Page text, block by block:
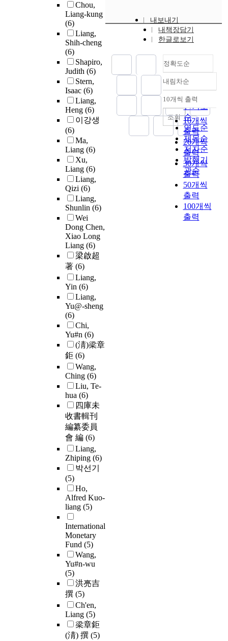
Chou,
Liang-kung
(6)
Liang,
Shih-cheng
(6)
Shapiro,
Judith (6)
Stern,
Isaac (6)
Liang,
Heng (6)
이강생
(6)
Ma,
Liang (6)
Xu,
Liang (6)
Liang,
Qizi (6)
Liang,
Shunlin (6)
Wei
Dong Chen,
Xiao Long
Liang (6)
梁啟超
著 (6)
Liang,
Yin (6)
Liang,
Yu@-sheng
(6)
Chi,
Yu#n (6)
(淸)梁章
鉅 (6)
Wang,
Ching (6)
Liu, Te-
hua (6)
四庫未
收書輯刊
編纂委員
會 編 (6)
Liang,
Zhiping (6)
박선기
(5)
Ho,
Alfred Kuo-
liang (5)
International
Monetary
Fund (5)
Wang,
Yu#n-wu
(5)
洪亮吉
撰 (5)
Ch'en,
Liang (5)
梁章鉅
(淸) 撰 (5)
내보내기
내책장담기
한글로보기
정확도순
정확도
순
인기도
순
연도순
제목순
저자순
발행기
관순
내림차순
내림차순
10개씩 출력
10개씩
출력
20개씩
출력
30개씩
출력
50개씩
출력
100개씩
출력
조회